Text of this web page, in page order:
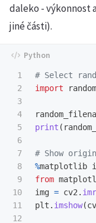
daleko - výkonnost
jiné části).
1
2
3
4
5
6
7
8
9
10
11
12
import
random
print (
%matplotlib
from
img = cv2.
plt . imshow(